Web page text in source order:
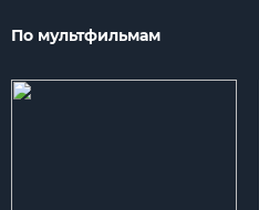
По мультфильмам